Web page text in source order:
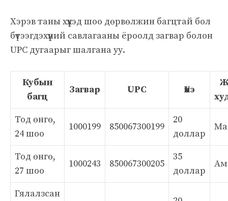
Хэрэв таны хүүхэд шоо дөрвөлжин багцтай бол
бүтээгдэхүүний савлагааны ёроолд загвар болон
UPC дугаарыг шалгана уу.
Кубын
багц
Загвар UPC Үнэ
Тод өнгө,
24 шоо
1000199 850067300199
20
доллар
Тод өнгө,
27 шоо
1000243 850067300205
35
доллар
Гялалзсан